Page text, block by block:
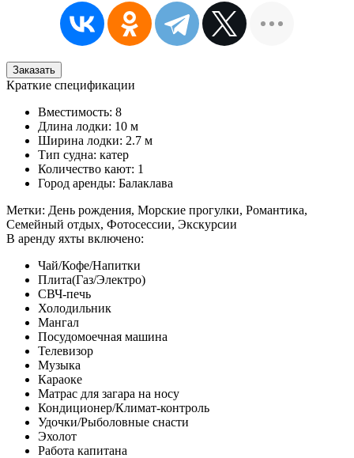
Заказать
Краткие спецификации
Вместимость: 8
Длина лодки: 10 м
Ширина лодки: 2.7 м
Тип судна: катер
Количество кают: 1
Город аренды: Балаклава
Метки: День рождения, Морские прогулки, Романтика,
Семейный отдых, Фотосессии, Экскурсии
В аренду яхты включено:
Чай/Кофе/Напитки
Плита(Газ/Электро)
СВЧ-печь
Холодильник
Мангал
Посудомоечная машина
Телевизор
Музыка
Караоке
Матрас для загара на носу
Кондиционер/Климат-контроль
Удочки/Рыболовные снасти
Эхолот
Работа капитана